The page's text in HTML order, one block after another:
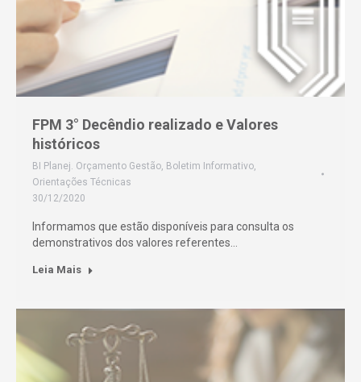
FPM 3° Decêndio realizado e Valores
históricos
BI Planej. Orçamento Gestão, Boletim Informativo,
Orientações Técnicas
30/12/2020
Informamos que estão disponíveis para consulta os
demonstrativos dos valores referentes…
Leia Mais